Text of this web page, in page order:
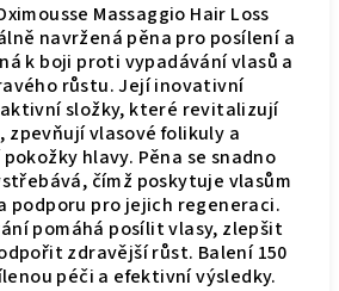
Massaggio Hair Loss
navržená pěna pro posílení a
k boji proti vypadávání vlasů a
růstu. Její inovativní
složky, které revitalizují
zpevňují vlasové folikuly a
hlavy. Pěna se snadno
čímž poskytuje vlasům
podporu pro jejich regeneraci.
pomáhá posílit vlasy, zlepšit
zdravější růst. Balení 150
péči a efektivní výsledky.